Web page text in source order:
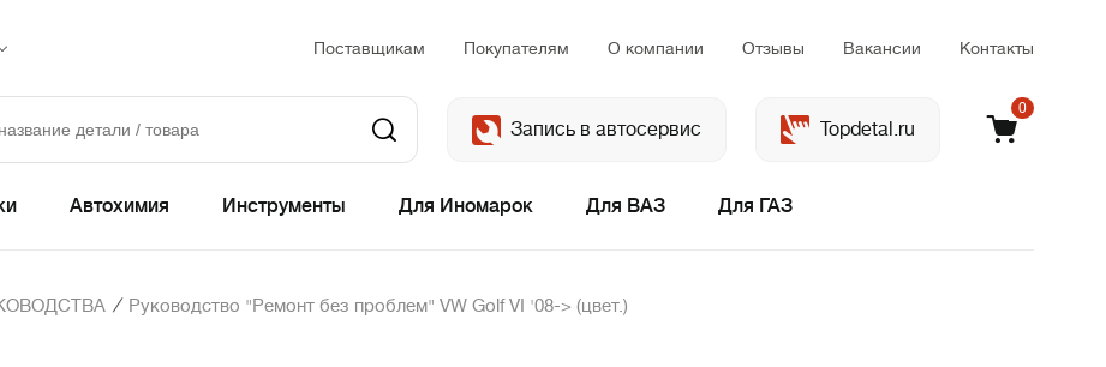
Поставщикам Покупателям О компании Отзывы Вакансии Контакты
Запись в автосервис Topdetal.ru
0
Автохимия Инструменты Для Иномарок Для ВАЗ Для ГАЗ
/ Руководство "Ремонт без проблем" VW Golf VI '08-> (цвет.)